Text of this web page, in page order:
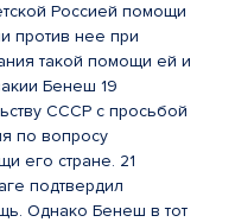
Россией помощи
против нее при
такой помощи ей и
Бенеш 19
СССР с просьбой
по вопросу
его стране. 21
подтвердил
Однако Бенеш в тот